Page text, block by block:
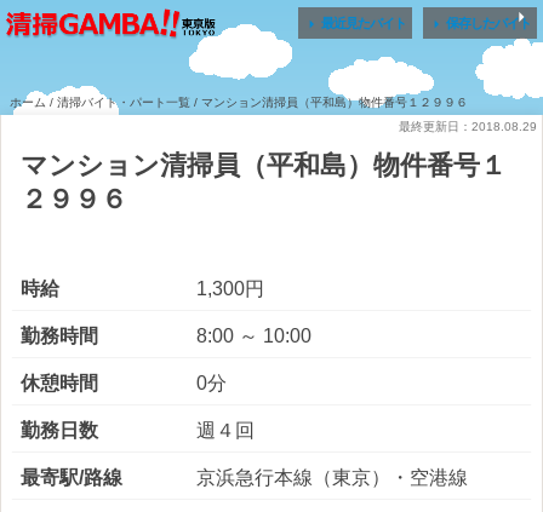
 最近見たバイト  保存したバイト
ホーム / 清掃バイト・パート一覧 / マンション清掃員（平和島）物件番号１２９９６
最終更新日：2018.08.29
マンション清掃員（平和島）物件番号１
２９９６
時給 1,300円
勤務時間 8:00 ～ 10:00
休憩時間 0分
勤務日数 週４回
最寄駅/路線 京浜急行本線（東京）・空港線